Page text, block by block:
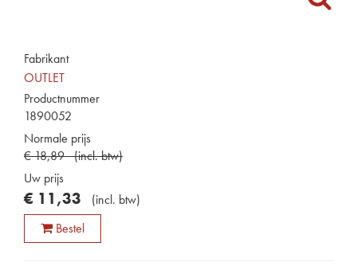
Fabrikant
OUTLET
Productnummer
1890052
Normale prijs
€18,89 (incl. btw)
Uw prijs
€ 11,33 (incl. btw)
Bestel